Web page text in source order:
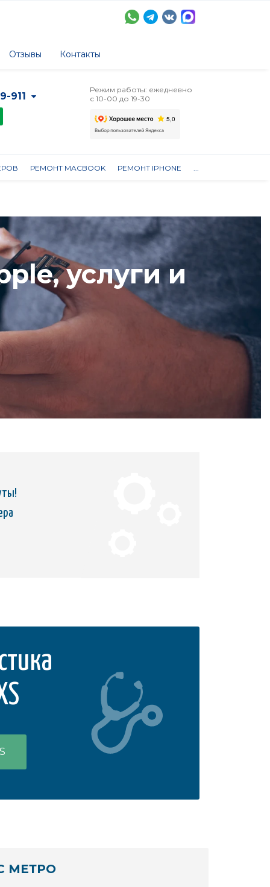
Отзывы Контакты
911
Режим работы: ежедневно
с 10-00 до 19-30
РЕМОНТ MACBOOK РЕМОНТ IPHONE ...
услуги и
МЕТРО